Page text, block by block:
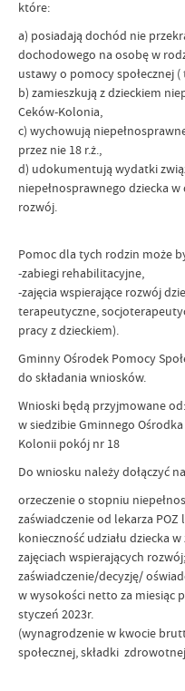
które:
a) posiadają dochód nie
dochodowego na osobę w
ustawy o pomocy społecznej (
b) zamieszkują z dzieckiem
Ceków-Kolonia,
c) wychowują
przez nie 18 r.ż.,
d) udokumentują wydatki
niepełnosprawnego dziecka
rozwój.
Pomoc dla tych rodzin może
-zabiegi rehabilitacyjne,
-zajęcia wspierające rozwój
terapeutyczne,
pracy z dzieckiem).
Gminny Ośrodek Pomocy
do składania wniosków.
Wnioski będą przyjmowane
w siedzibie Gminnego
Kolonii pokój nr 18
Do wniosku należy dołączyć
orzeczenie o stopniu
zaświadczenie od lekarza
konieczność udziału dziecka
zajęciach wspierających rozwój;
zaświadczenie/decyzję/
w wysokości netto za miesiąc
styczeń
(wynagrodzenie w kwocie
społecznej, składki